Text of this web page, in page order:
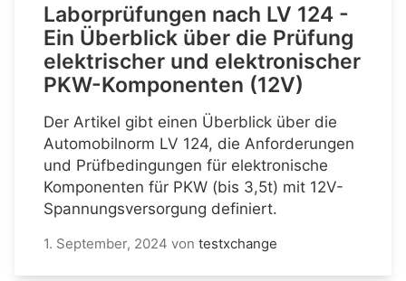
Laborprüfungen nach LV 124 -
Ein Überblick über die Prüfung
elektrischer und elektronischer
PKW-Komponenten (12V)
Der Artikel gibt einen Überblick über die
Automobilnorm LV 124, die Anforderungen
und Prüfbedingungen für elektronische
Komponenten für PKW (bis 3,5t) mit 12V-
Spannungsversorgung definiert.
1. September, 2024 von testxchange